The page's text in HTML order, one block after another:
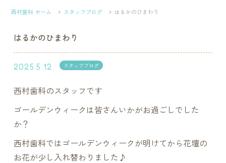
西村歯科 ホーム スタッフブログ はるかのひまわり
はるかのひまわり
2025.5.12 スタッフブログ
西村歯科のスタッフです
ゴールデンウィークは皆さんいかがお過ごしでした
か？
西村歯科ではゴールデンウィークが明けてから花壇の
お花が少し入れ替わりました♪